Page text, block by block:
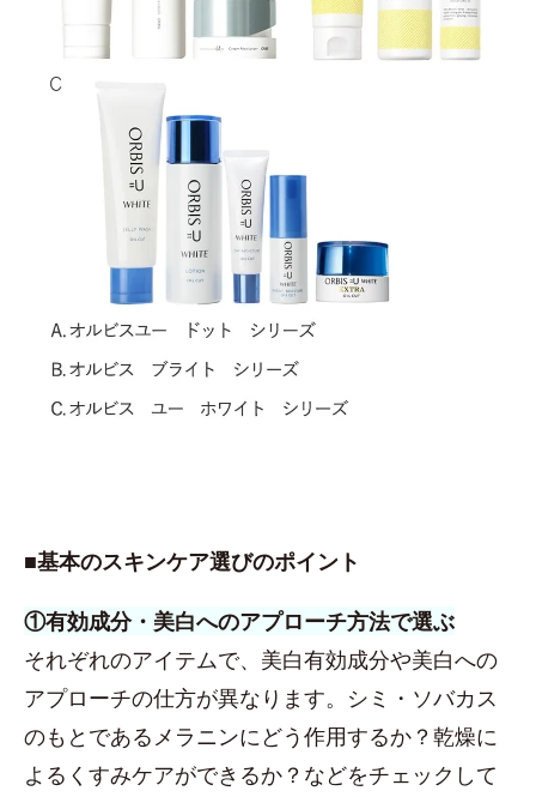
■基本のスキンケア選びのポイント
①有効成分・美白へのアプローチ方法で選ぶ
それぞれのアイテムで、美白有効成分や美白への
アプローチの仕方が異なります。シミ・ソバカス
のもとであるメラニンにどう作用するか？乾燥に
よるくすみケアができるか？などをチェックして